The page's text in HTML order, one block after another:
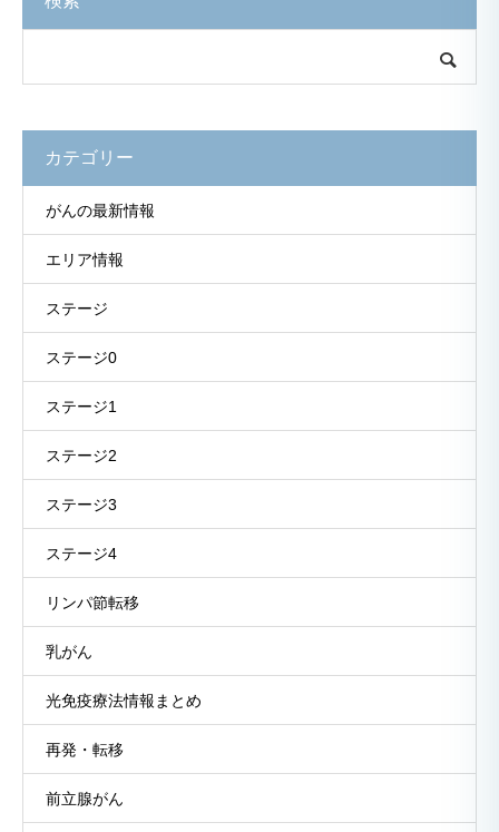
カテゴリー
がんの最新情報
エリア情報
ステージ
ステージ0
ステージ1
ステージ2
ステージ3
ステージ4
リンパ節転移
乳がん
光免疫療法情報まとめ
再発・転移
前立腺がん